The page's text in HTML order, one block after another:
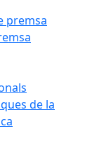
premsa
de la